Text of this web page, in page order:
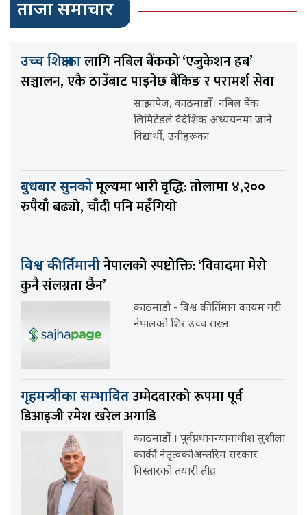
ताजा समाचार
उच्च शिक्षाकालागि नबिल बैंकको ‘एजुकेशन हब’
सञ्चालन, एकै ठाउँबाट पाइनेछ बैंकिङ र परामर्श सेवा
साझापेज, काठमाडौँ। नबिल बैंक
लिमिटेडले वैदेशिक अध्ययनमा जाने
विद्यार्थी, उनीहरूका
बुधबार सुनकोमूल्यमा भारी वृद्धि: तोलामा ४,२००
रुपैयाँ बढ्यो, चाँदी पनि महँगियो
विश्व कीर्तिमानीनेपालको स्पष्टोक्ति: ‘विवादमा मेरो
कुनै संलग्नता छैन’
काठमाडौ - विश्व कीर्तिमान कायम गरी
नेपालको शिर उच्च राख्न
गृहमन्त्रीका सम्भावितउम्मेदवारको रूपमा पूर्व
डिआइजी रमेश खरेल अगाडि
काठमाडौं । पूर्वप्रधानन्यायाधीश सुशीला
कार्की नेतृत्वकोअन्तरिम सरकार
विस्तारको तयारी तीव्र